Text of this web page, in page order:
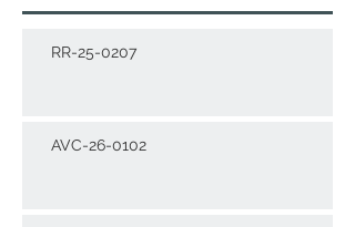
RR-25-0207
AVC-26-0102